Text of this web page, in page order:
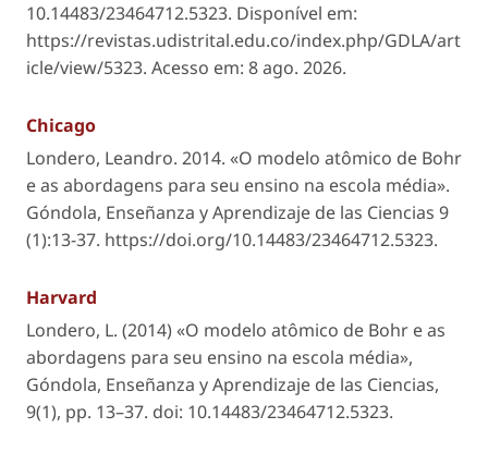
10.14483/23464712.5323. Disponível em:
https://revistas.udistrital.edu.co/index.php/GDLA/art
icle/view/5323. Acesso em: 8 ago. 2026.
Chicago
Londero, Leandro. 2014. «O modelo atômico de Bohr
e as abordagens para seu ensino na escola média».
Góndola, Enseñanza y Aprendizaje de las Ciencias 9
(1):13-37. https://doi.org/10.14483/23464712.5323.
Harvard
Londero, L. (2014) «O modelo atômico de Bohr e as
abordagens para seu ensino na escola média»,
Góndola, Enseñanza y Aprendizaje de las Ciencias,
9(1), pp. 13–37. doi: 10.14483/23464712.5323.